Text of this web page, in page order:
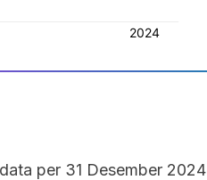
per 31 Desember 2024